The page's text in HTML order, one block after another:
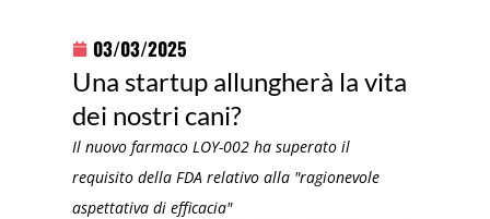
03/03/2025
Una startup allungherà la vita
dei nostri cani?
Il nuovo farmaco LOY-002 ha superato il
requisito della FDA relativo alla "ragionevole
aspettativa di efficacia"